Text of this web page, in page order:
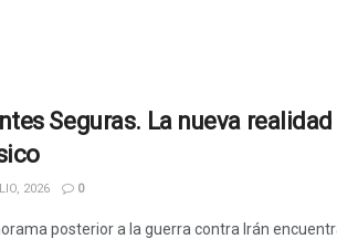
Seguras. La nueva
2026 0
posterior a la guerra contra Irán